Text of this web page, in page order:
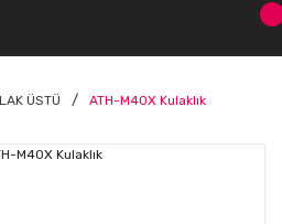
ÜSTÜ ATH-M40X Kulaklık